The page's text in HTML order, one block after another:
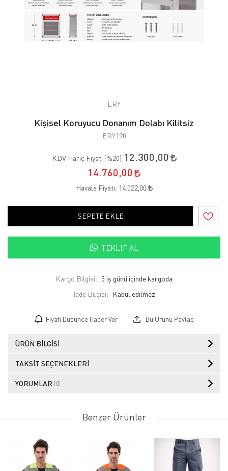
ERY
Kişisel Koruyucu Donanım Dolabı Kilitsiz
ERY190
KDV Hariç Fiyatı (%20):12.300,00
14.760,00
Havale Fiyatı: 14.022,00
SEPETE EKLE
TEKLIF AL
Kargo Bilgisi: 5 iş günü içinde kargoda
İade Bilgisi:
Fiyatı Düşünce Haber Ver Bu Ürünü Paylaş
ÜRÜN BILGISI
TAKSIT SEÇENEKLERI
YORUMLAR (0)
Benzer Ürünler